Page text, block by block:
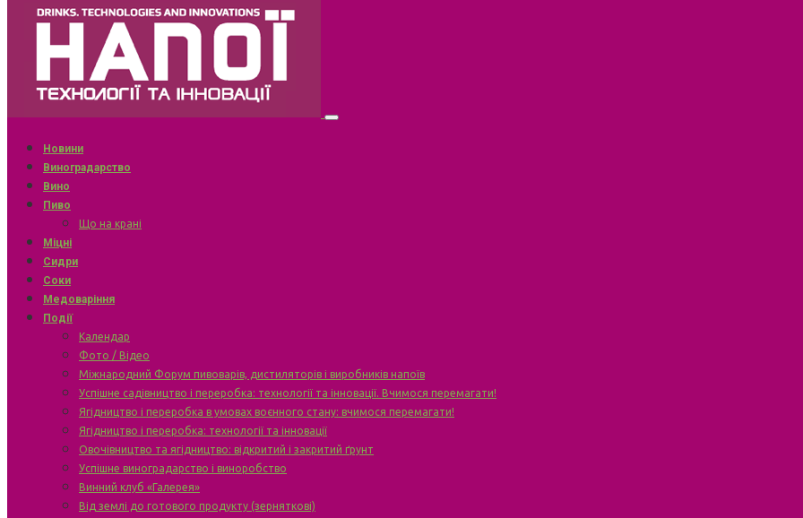
Новини
Виноградарство
Вино
Пиво
Що на крані
Міцні
Сидри
Соки
Медоваріння
Події
Календар
Фото / Відео
Міжнародний Форум пивоварів, дистиляторів і виробників напоїв
Успішне садівництво і переробка: технології та інновації. Вчимося перемагати!
Ягідництво і переробка в умовах воєнного стану: вчимося перемагати!
Ягідництво і переробка: технології та інновації
Овочівництво та ягідництво: відкритий і закритий ґрунт
Успішне виноградарство і виноробство
Винний клуб «Галерея»
Від землі до готового продукту (зерняткові)